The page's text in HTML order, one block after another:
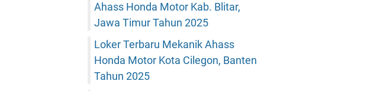
Ahass Honda Motor Kab. Blitar,
Jawa Timur Tahun 2025
Loker Terbaru Mekanik Ahass
Honda Motor Kota Cilegon, Banten
Tahun 2025